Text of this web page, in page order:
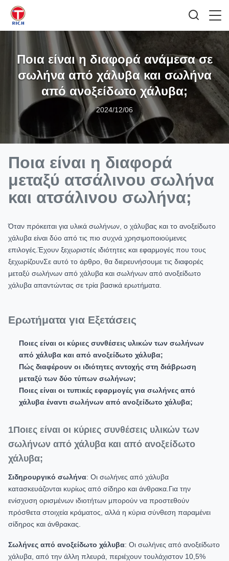
Ποια είναι η διαφορά ανάμεσα σε
σωλήνα από χάλυβα και σωλήνα
από ανοξείδωτο χάλυβα;
2024/12/06
Ποια είναι η διαφορά
μεταξύ ατσάλινου σωλήνα
και ατσάλινου σωλήνα;
Όταν πρόκειται για υλικά σωλήνων, ο χάλυβας και το ανοξείδωτο
χάλυβα είναι δύο από τις πιο συχνά χρησιμοποιούμενες
επιλογές.Έχουν ξεχωριστές ιδιότητες και εφαρμογές που τους
ξεχωρίζουνΣε αυτό το άρθρο, θα διερευνήσουμε τις διαφορές
μεταξύ σωλήνων από χάλυβα και σωλήνων από ανοξείδωτο
χάλυβα απαντώντας σε τρία βασικά ερωτήματα.
Ερωτήματα για Εξετάσεις
Ποιες είναι οι κύριες συνθέσεις υλικών των σωλήνων
από χάλυβα και από ανοξείδωτο χάλυβα;
Πώς διαφέρουν οι ιδιότητες αντοχής στη διάβρωση
μεταξύ των δύο τύπων σωλήνων;
Ποιες είναι οι τυπικές εφαρμογές για σωλήνες από
χάλυβα έναντι σωλήνων από ανοξείδωτο χάλυβα;
1Ποιες είναι οι κύριες συνθέσεις υλικών των
σωλήνων από χάλυβα και από ανοξείδωτο
χάλυβα;
Σιδηρουργικό σωλήνα: Οι σωλήνες από χάλυβα
κατασκευάζονται κυρίως από σίδηρο και άνθρακα.Για την
ενίσχυση ορισμένων ιδιοτήτων μπορούν να προστεθούν
πρόσθετα στοιχεία κράματος, αλλά η κύρια σύνθεση παραμένει
σίδηρος και άνθρακας.
Σωλήνες από ανοξείδωτο χάλυβα: Οι σωλήνες από ανοξείδωτο
χάλυβα, από την άλλη πλευρά, περιέχουν τουλάχιστον 10,5%